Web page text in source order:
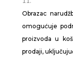
Obrazac
omogućuje
proizvoda u
prodaji,